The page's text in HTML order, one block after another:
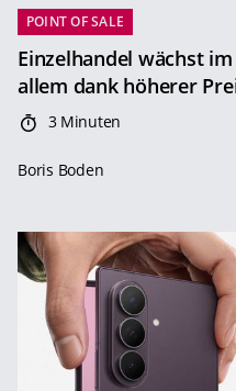
POINT OF SALE
Einzelhandel wächst
allem dank höherer
3 Minuten
Boris Boden